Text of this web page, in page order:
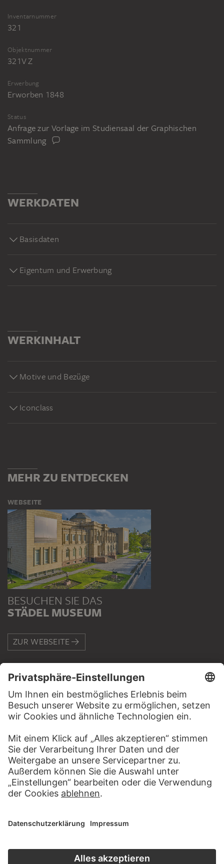
Inventarnummer
321
Objektnummer
321V Z
Erwerbung
Erworben 1848
Status
Anfrage zur Vorlage im Studiensaal der Graphischen
Sammlung
WERKDATEN
Basisdaten
Eigentum und Erwerbung
WERKINHALT
Motive und Bezüge
Iconclass
MEHR ZU ENTDECKEN
WEBSEITE
BESUCHEN SIE DAS
STÄDEL MUSEUM
ZUR WEBSEITE
KONTAKT
Haben Sie Anregungen, Fragen oder Informationen zu
diesem Werk?
SCHREIBEN SIE UNS
staedelmuseum.de/go/ds/321vz